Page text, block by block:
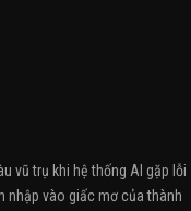
vũ trụ khi hệ thống AI gặp lỗi
nhập vào giấc mơ của thành